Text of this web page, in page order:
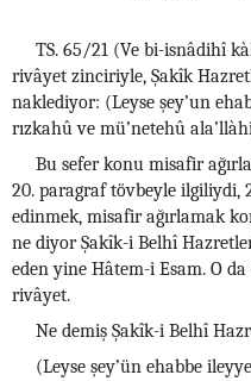
TS. 65/21 (Ve bi-isnâdihî
rivâyet zinciriyle, Şakîk
naklediyor: (Leyse şey’un
rızkahû ve mü’netehû
Bu sefer konu misafir
20. paragraf tövbeyle ilgiliydi,
edinmek, misafir ağırlamak
ne diyor Şakîk-i Belhî
eden yine Hâtem-i Esam. O
rivâyet.
Ne demiş Şakîk-i Belhî
(Leyse şey’ün ehabbe